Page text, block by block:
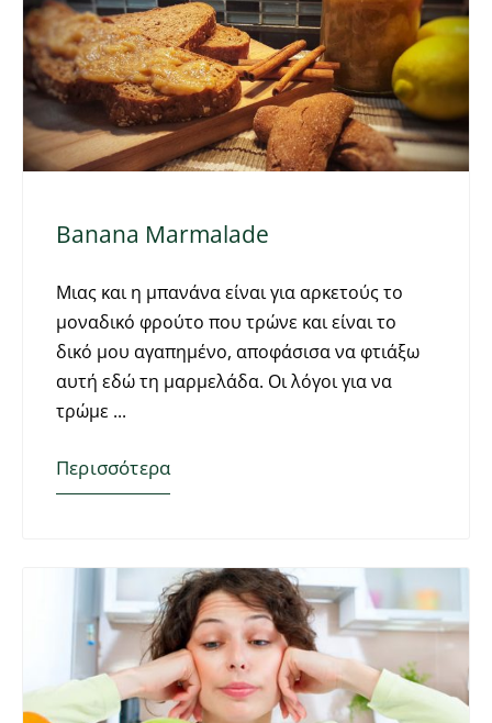
Banana Marmalade
Μιας και η μπανάνα είναι για αρκετούς το
μοναδικό φρούτο που τρώνε και είναι το
δικό μου αγαπημένο, αποφάσισα να φτιάξω
αυτή εδώ τη μαρμελάδα. Οι λόγοι για να
τρώμε
Περισσότερα